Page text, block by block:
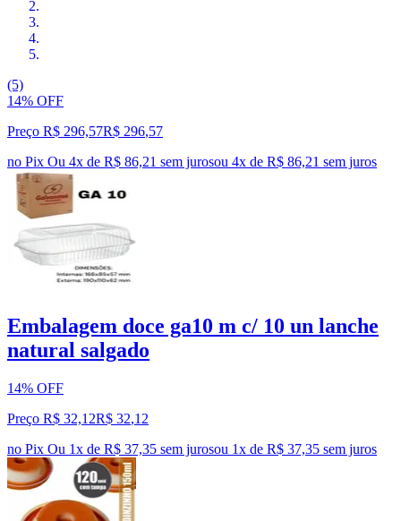
(5)
14% OFF
Preço R$ 296,57R$ 296,57
no Pix Ou 4x de R$ 86,21 sem jurosou 4x de R$ 86,21 sem juros
Embalagem doce ga10 m c/ 10 un lanche
natural salgado
14% OFF
Preço R$ 32,12R$ 32,12
no Pix Ou 1x de R$ 37,35 sem jurosou 1x de R$ 37,35 sem juros